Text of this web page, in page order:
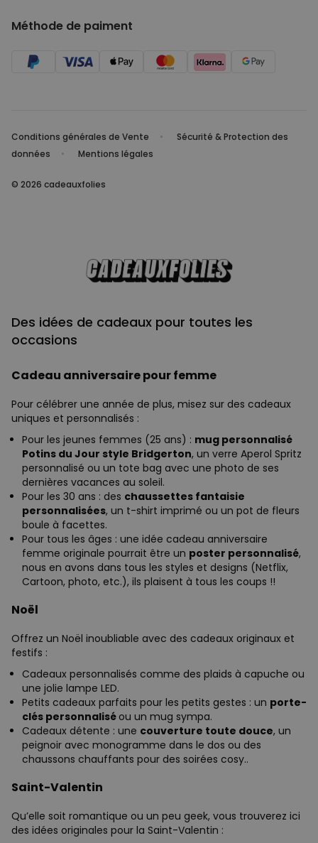
Méthode de paiment
Conditions générales de Vente
Sécurité & Protection des
données
Mentions légales
© 2026 cadeauxfolies
Des idées de cadeaux pour toutes les
occasions
Cadeau anniversaire pour femme
Pour célébrer une année de plus, misez sur des cadeaux
uniques et personnalisés :
Pour les jeunes femmes (25 ans) : mug personnalisé
Potins du Jour style Bridgerton, un verre Aperol Spritz
personnalisé ou un tote bag avec une photo de ses
dernières vacances au soleil.
Pour les 30 ans : des chaussettes fantaisie
personnalisées, un t-shirt imprimé ou un pot de fleurs
boule à facettes.
Pour tous les âges : une idée cadeau anniversaire
femme originale pourrait être un poster personnalisé,
nous en avons dans tous les styles et designs (Netflix,
Cartoon, photo, etc.), ils plaisent à tous les coups !!
Noël
Offrez un Noël inoubliable avec des cadeaux originaux et
festifs :
Cadeaux personnalisés comme des plaids à capuche ou
une jolie lampe LED.
Petits cadeaux parfaits pour les petits gestes : un porte-
clés personnaliséou un mug sympa.
Cadeaux détente : une couverture toute douce, un
peignoir avec monogramme dans le dos ou des
chaussons chauffants pour des soirées cosy..
Saint-Valentin
Qu’elle soit romantique ou un peu geek, vous trouverez ici
des idées originales pour la Saint-Valentin :